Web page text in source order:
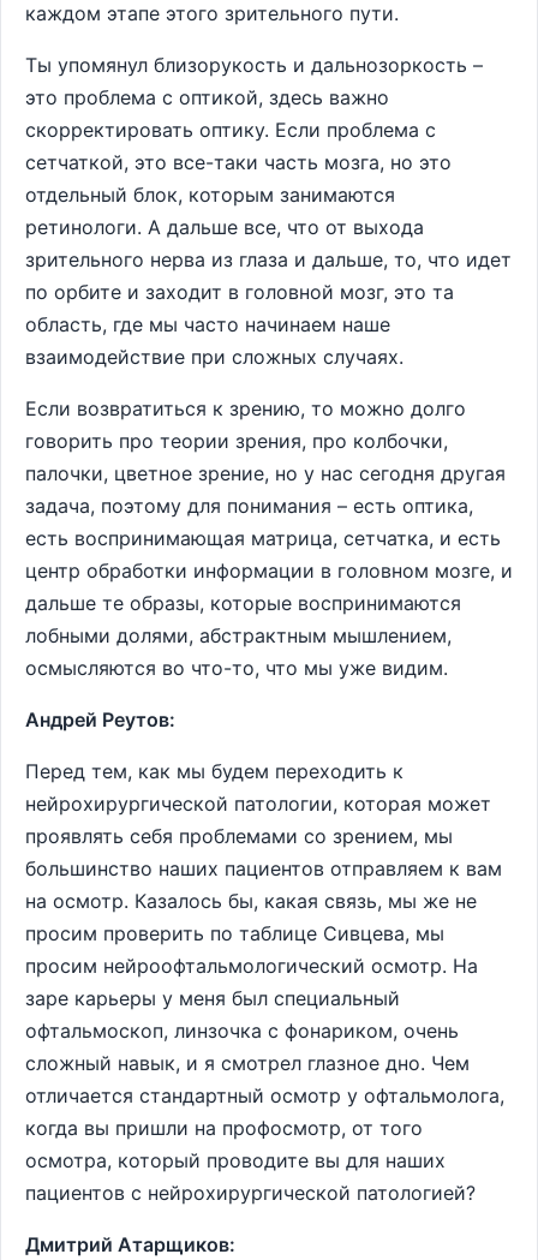
каждом этапе этого зрительного пути.
Ты упомянул близорукость и дальнозоркость –
это проблема с оптикой, здесь важно
скорректировать оптику. Если проблема с
сетчаткой, это все-таки часть мозга, но это
отдельный блок, которым занимаются
ретинологи. А дальше все, что от выхода
зрительного нерва из глаза и дальше, то, что идет
по орбите и заходит в головной мозг, это та
область, где мы часто начинаем наше
взаимодействие при сложных случаях.
Если возвратиться к зрению, то можно долго
говорить про теории зрения, про колбочки,
палочки, цветное зрение, но у нас сегодня другая
задача, поэтому для понимания – есть оптика,
есть воспринимающая матрица, сетчатка, и есть
центр обработки информации в головном мозге, и
дальше те образы, которые воспринимаются
лобными долями, абстрактным мышлением,
осмысляются во что-то, что мы уже видим.
Андрей Реутов:
Перед тем, как мы будем переходить к
нейрохирургической патологии, которая может
проявлять себя проблемами со зрением, мы
большинство наших пациентов отправляем к вам
на осмотр. Казалось бы, какая связь, мы же не
просим проверить по таблице Сивцева, мы
просим нейроофтальмологический осмотр. На
заре карьеры у меня был специальный
офтальмоскоп, линзочка с фонариком, очень
сложный навык, и я смотрел глазное дно. Чем
отличается стандартный осмотр у офтальмолога,
когда вы пришли на профосмотр, от того
осмотра, который проводите вы для наших
пациентов с нейрохирургической патологией?
Дмитрий Атарщиков: